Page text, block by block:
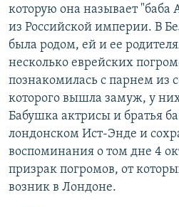
которую она называет
из Российской империи. В
была родом, ей и ее
несколько еврейских
познакомилась с парнем из
которого вышла замуж, у
Бабушка актрисы и братья
лондонском Ист-Энде и
воспоминания о том дне 4
призрак погромов, от
возник в Лондоне.